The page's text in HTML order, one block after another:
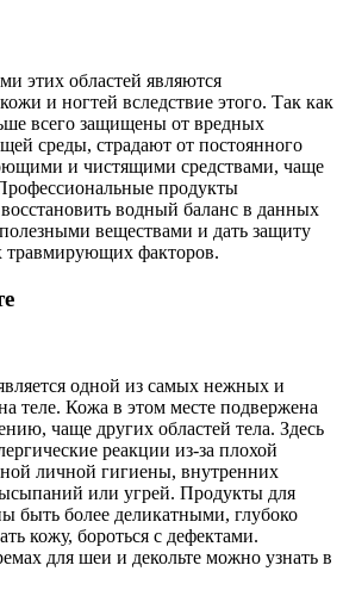
этих областей являются
и ногтей вследствие этого. Так как
всего защищены от вредных
среды, страдают от постоянного
и чистящими средствами, чаще
продукты
водный баланс в данных
полезными веществами и дать защиту
травмирующих факторов.
одной из самых нежных и
теле. Кожа в этом месте подвержена
чаще других областей тела. Здесь
реакции из-за плохой
личной гигиены, внутренних
или угрей. Продукты для
быть более деликатными, глубоко
кожу, бороться с дефектами.
для шеи и декольте можно узнать в